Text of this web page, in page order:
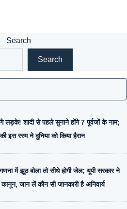
Search
Search
लड़के! शादी से पहले सुनाने होंगे 7 पूर्वजों के नाम;
इस रस्म ने दुनिया को किया हैरान
में झूठ बोला तो सीधे होगी जेल; यूपी सरकार ने
जान लें कौन सी जानकारी है अनिवार्य